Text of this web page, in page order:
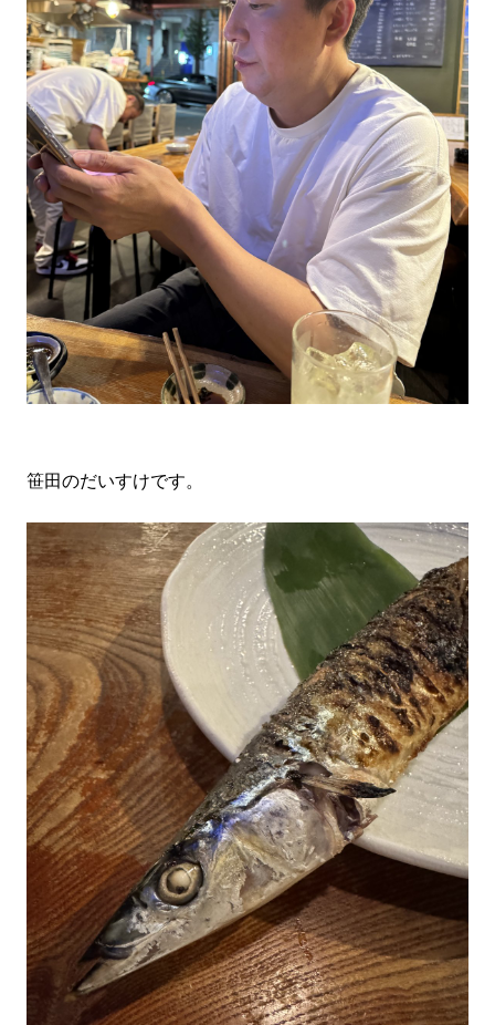
笹田のだいすけです。